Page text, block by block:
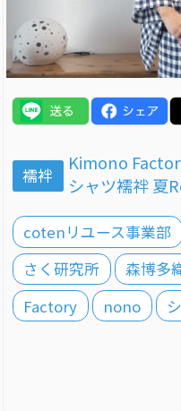
襦袢
Kimono
シャツ襦袢 夏
cotenリユース事業部
さく研究所
森博多
Factory
nono